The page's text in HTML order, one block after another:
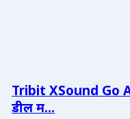
Tribit XSound Go
डील म...